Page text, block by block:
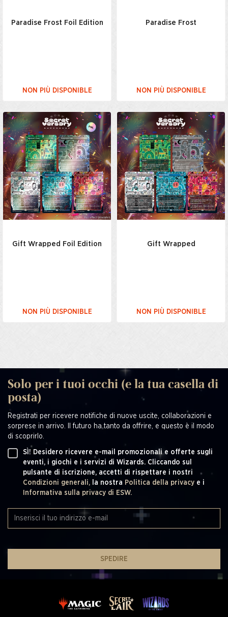
Paradise Frost Foil Edition
NON PIÙ DISPONIBLE
Paradise Frost
NON PIÙ DISPONIBLE
Gift Wrapped Foil Edition
NON PIÙ DISPONIBLE
Gift Wrapped
NON PIÙ DISPONIBLE
Solo per i tuoi occhi (e la tua casella di
posta)
Registrati per ricevere notifiche di nuove uscite, collaborazioni e
sorprese in arrivo. Il futuro ha tanto da offrire, e questo è il modo
di scoprirlo.
SÌ! Desidero ricevere e-mail promozionali e offerte sugli
eventi, i giochi e i servizi di Wizards. Cliccando sul
pulsante di iscrizione, accetti di rispettare i nostri
Condizioni generali,
la nostra Politica della privacy e i
Informativa sulla privacy di ESW.
SPEDIRE